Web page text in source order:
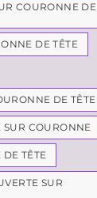
COURONNE DE
DE TÊTE
DE TÊTE
SUR COURONNE
TÊTE
SUR